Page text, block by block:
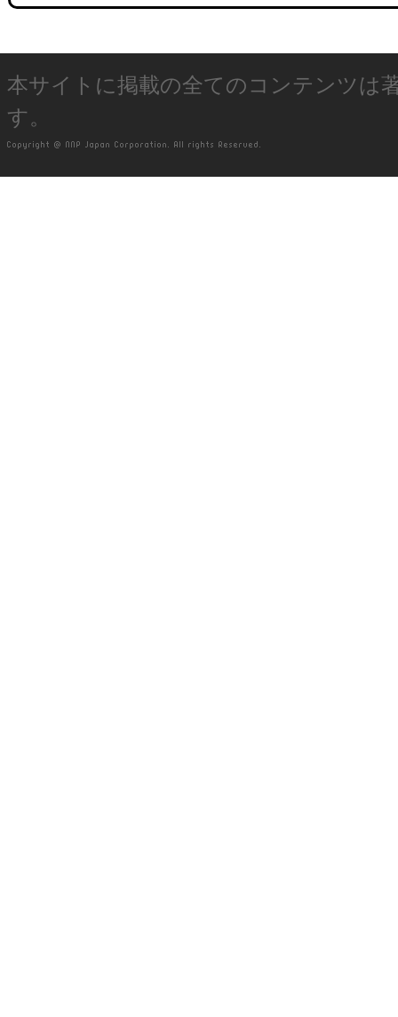
本サイトに掲載の全てのコンテンツは
す。